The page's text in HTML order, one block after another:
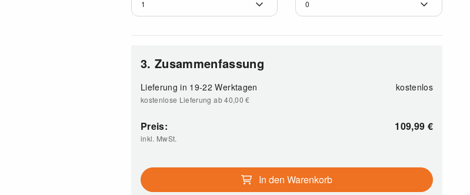
3. Zusammenfassung
Lieferung in 19-22 Werktagen kostenlos
kostenlose Lieferung ab 40,00€
Preis:
inkl. MwSt.
109,99 €
In den Warenkorb